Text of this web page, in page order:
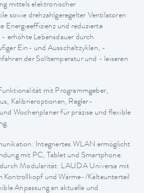
mittels elektronischer
sowie drehzahlgeregelter Ventilatoren
Energieeffizienz und reduzierte
erhöhte Lebensdauer durch
Ein- und Ausschaltzyklen, -
der Solltemperatur und - leiseren
mit Programmgeber,
Kalibrieroptionen, Regler-
Wochenplaner für präzise und flexible
Integriertes WLAN ermöglicht
mit PC, Tablet und Smartphone.
Modularität: LAUDA Universa mit
Kontrollkopf und Wärme-/Kälteunterteil
Anpassung an aktuelle und